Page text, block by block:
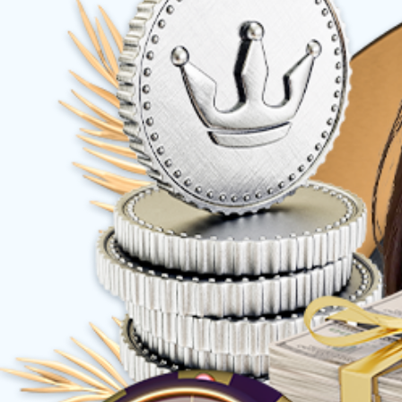
上一篇：电子营业执照亮照
下一篇：安博买球关于鸡爪类产品及原材料检验结果的声明